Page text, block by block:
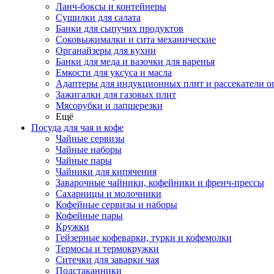
Ланч-боксы и контейнеры
Сушилки для салата
Банки для сыпучих продуктов
Соковыжималки и сита механические
Органайзеры для кухни
Банки для меда и вазочки для варенья
Емкости для уксуса и масла
Адаптеры для индукционных плит и рассекатели
Зажигалки для газовых плит
Мясорубки и лапшерезки
Ещё
Посуда для чая и кофе
Чайные сервизы
Чайные наборы
Чайные пары
Чайники для кипячения
Заварочные чайники, кофейники и френч-прессы
Сахарницы и молочники
Кофейные сервизы и наборы
Кофейные пары
Кружки
Гейзерные кофеварки, турки и кофемолки
Термосы и термокружки
Ситечки для заварки чая
Подстаканники